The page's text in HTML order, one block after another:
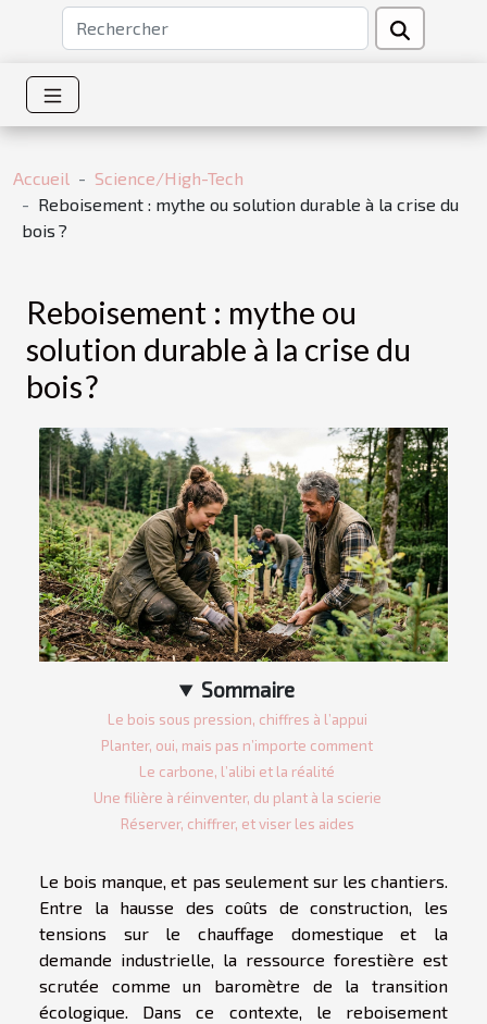
Accueil
Science/High-Tech
Reboisement : mythe ou solution durable à la crise du
bois ?
Reboisement : mythe ou
solution durable à la crise du
bois ?
Sommaire
Le bois sous pression, chiffres à l’appui
Planter, oui, mais pas n’importe comment
Le carbone, l’alibi et la réalité
Une filière à réinventer, du plant à la scierie
Réserver, chiffrer, et viser les aides
Le bois manque, et pas seulement sur les chantiers.
Entre la hausse des coûts de construction, les
tensions sur le chauffage domestique et la
demande industrielle, la ressource forestière est
scrutée comme un baromètre de la transition
écologique. Dans ce contexte, le reboisement